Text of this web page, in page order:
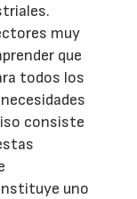
muy
que
todos los
consiste
uno